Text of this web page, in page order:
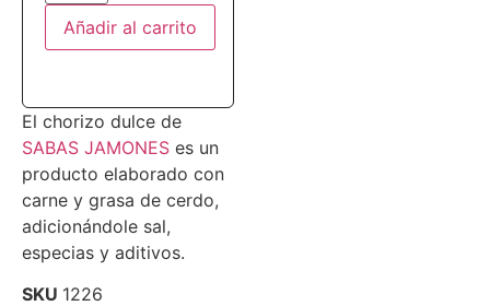
Añadir al carrito
El chorizo dulce de
SABAS JAMONES es un
producto elaborado con
carne y grasa de cerdo,
adicionándole sal,
especias y aditivos.
SKU 1226